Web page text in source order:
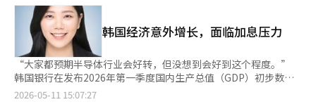
将逐渐降低。 - 定于14日至15日的美中首脑会议上，伊朗停战、关
税、半导体和人工智能监管等议题可能成为主要讨论内容，市场同
时反映出期待与警惕心理。 - 国内股市KOSPI与KOSDAQ之间的收
益率差距极大，资金集中于三星电子和SK海力士等超大型半导体
股，导致大盘股偏重现象加剧。 - 尽管股市大幅上涨带来的过热担
忧和技术性压力加大，但半导体行业的盈利预期上调和低估值仍在
维持，因此以现有主导股为中心的投资策略依然有效。 ◆市场收
盘后（8日）主要公告 ▷东元产业第一季度营业利润1462亿韩元，
韩国经济意外增长，面临加息压力
“大家都预期半导体行业会好转，但没想到会好到这个程度。”
韩国银行在发布2026年第一季度国内生产总值（GDP）初步数据
时，这句话象征着我们经济面临的意外宽慰。第一季度，韩国经济
2026-05-11 15:07:27